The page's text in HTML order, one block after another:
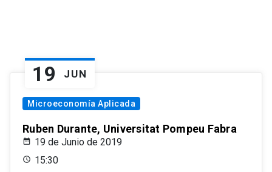
19 JUN
Microeconomía Aplicada
Ruben Durante, Universitat Pompeu Fabra
19 de Junio de 2019
15:30